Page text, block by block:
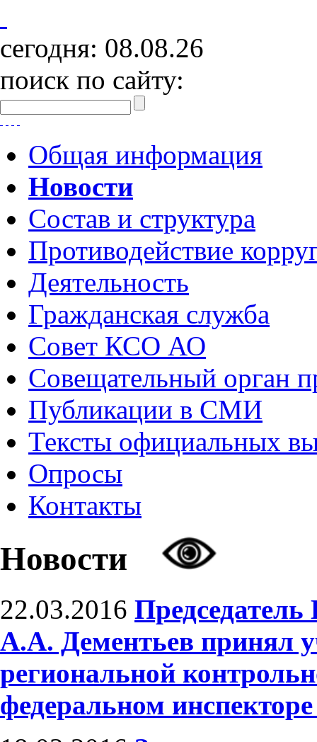
сегодня: 08.08.26
поиск по сайту:
Общая информация
Новости
Состав и структура
Противодействие
Деятельность
Гражданская служба
Совет КСО АО
Совещательный орган
Публикации в СМИ
Тексты официальных
Опросы
Контакты
Новости
22.03.2016
А.А. Дементьев принял
региональной
федеральном